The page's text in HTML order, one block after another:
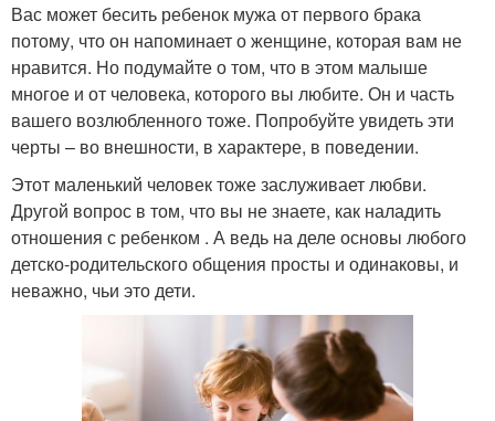
Вас может бесить ребенок мужа от первого брака
потому, что он напоминает о женщине, которая вам не
нравится. Но подумайте о том, что в этом малыше
многое и от человека, которого вы любите. Он и часть
вашего возлюбленного тоже. Попробуйте увидеть эти
черты – во внешности, в характере, в поведении.
Этот маленький человек тоже заслуживает любви.
Другой вопрос в том, что вы не знаете, как наладить
отношения с ребенком . А ведь на деле основы любого
детско-родительского общения просты и одинаковы, и
неважно, чьи это дети.